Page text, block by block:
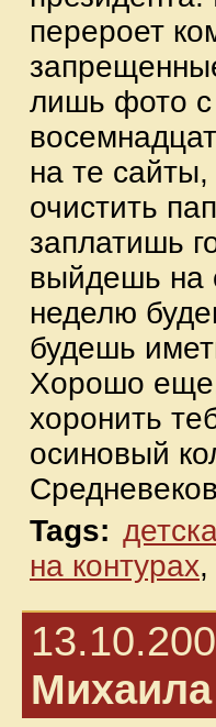
перероет
лишь фото с
на те сайты,
очистить
заплатишь
выйдешь на
неделю
будешь
Хорошо еще,
хоронить
осиновый
Tags:
на контурах,